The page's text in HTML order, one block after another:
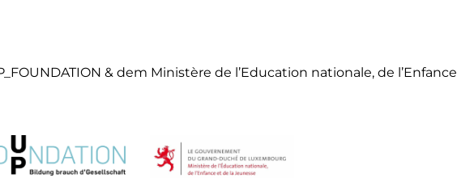
& dem Ministère de l’Education nationale, de l’Enfance